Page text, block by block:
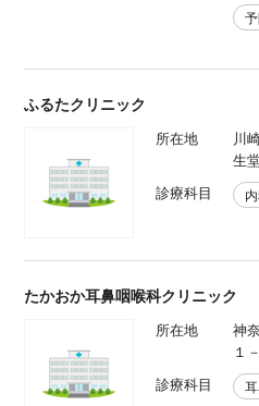
ふるたクリニック
所在地
川
生
診療科目
たかおか耳鼻咽喉科クリニック
所在地
神
１
診療科目